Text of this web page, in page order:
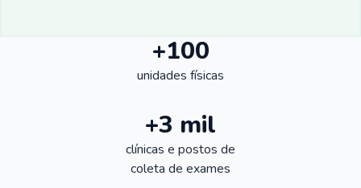
+100
unidades físicas
+3 mil
clínicas e postos de
coleta de exames